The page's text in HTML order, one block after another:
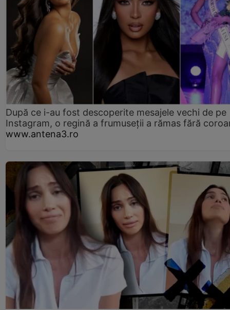
După ce i-au fost descoperite mesajele vechi de pe
Instagram, o regină a frumuseții a rămas fără
www.antena3.ro